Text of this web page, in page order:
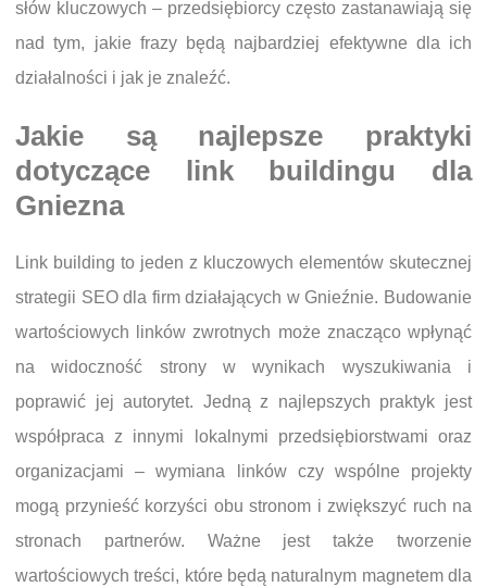
słów kluczowych – przedsiębiorcy często zastanawiają się
nad tym, jakie frazy będą najbardziej efektywne dla ich
działalności i jak je znaleźć.
Jakie są najlepsze praktyki
dotyczące link buildingu dla
Gniezna
Link building to jeden z kluczowych elementów skutecznej
strategii SEO dla firm działających w Gnieźnie. Budowanie
wartościowych linków zwrotnych może znacząco wpłynąć
na widoczność strony w wynikach wyszukiwania i
poprawić jej autorytet. Jedną z najlepszych praktyk jest
współpraca z innymi lokalnymi przedsiębiorstwami oraz
organizacjami – wymiana linków czy wspólne projekty
mogą przynieść korzyści obu stronom i zwiększyć ruch na
stronach partnerów. Ważne jest także tworzenie
wartościowych treści, które będą naturalnym magnetem dla